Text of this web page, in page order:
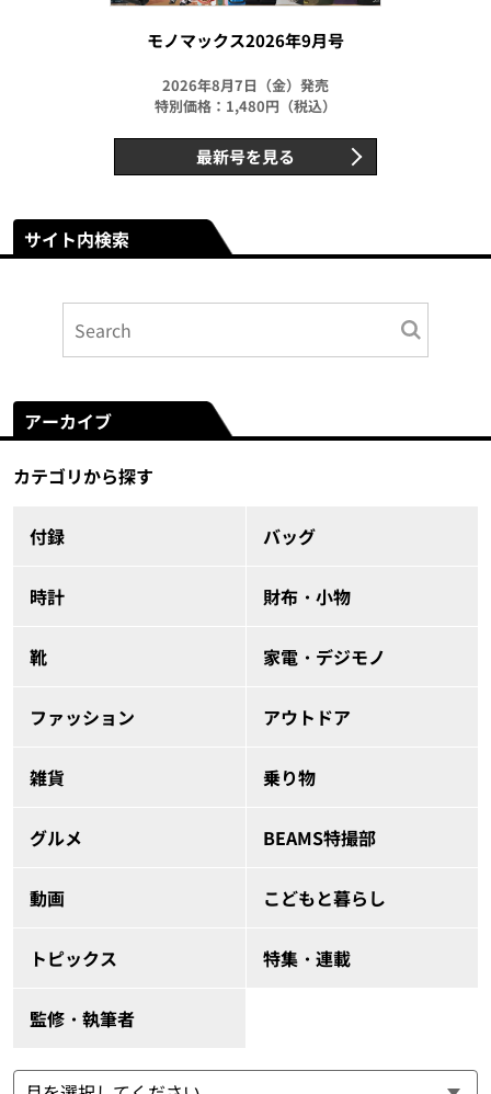
モノマックス2026年9月号
2026年8月7日（金）発売
特別価格：1,480円（税込）
最新号を見る
サイト内検索
アーカイブ
カテゴリから探す
付録 バッグ
時計 財布・小物
靴 家電・デジモノ
ファッション アウトドア
雑貨 乗り物
グルメ BEAMS特撮部
動画 こどもと暮らし
トピックス 特集・連載
監修・執筆者